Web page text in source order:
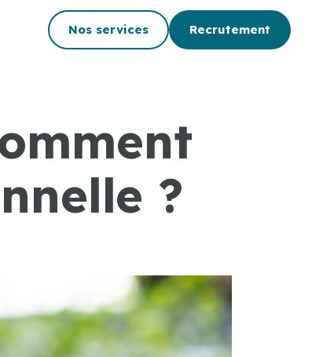
Nos services Recrutement
?